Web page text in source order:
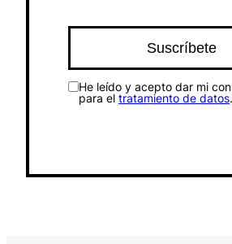
He leído y acepto dar mi
para el tratamiento de datos.